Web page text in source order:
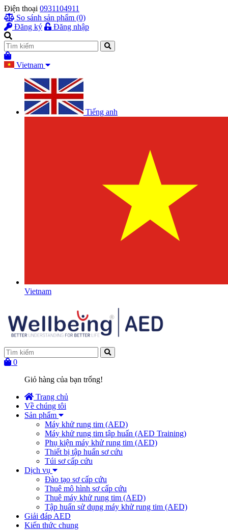
Điện thoại 0931104911
So sánh sản phẩm (0)
Đăng ký
Đăng nhập
Vietnam
Tiếng anh
Vietnam
0
Giỏ hàng của bạn trống!
Trang chủ
Về chúng tôi
Sản phẩm
Máy khử rung tim (AED)
Máy khử rung tim tập huấn (AED Training)
Phụ kiện máy khử rung tim (AED)
Thiết bị tập huấn sơ cứu
Túi sơ cấp cứu
Dịch vụ
Đào tạo sơ cấp cứu
Thuê mô hình sơ cấp cứu
Thuê máy khử rung tim (AED)
Tập huấn sử dụng máy khử rung tim (AED)
Giải đáp AED
Kiến thức chung